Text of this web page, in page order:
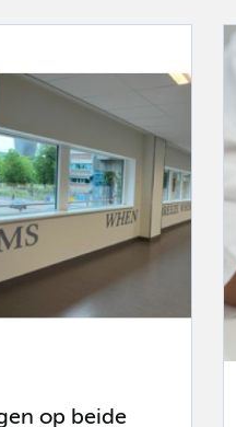
op beide